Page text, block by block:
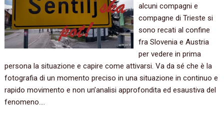
alcuni compagni e
compagne di Trieste si
sono recati al confine
fra Slovenia e Austria
per vedere in prima
persona la situazione e capire come attivarsi.‭ ‬Va da sé che è la
fotografia di un momento preciso in una situazione in continuo e
rapido movimento e non un’analisi approfondita ed esaustiva del
fenomeno.‭…